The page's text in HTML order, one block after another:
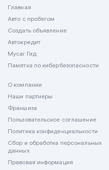
Главная
Авто с пробегом
Создать объявление
Автокредит
Mycar Гид
Памятка по кибербезопасности
О компании
Наши партнеры
Франшиза
Пользовательское соглашение
Политика конфиденциальности
Сбор и обработка персональных
данных
Правовая информация